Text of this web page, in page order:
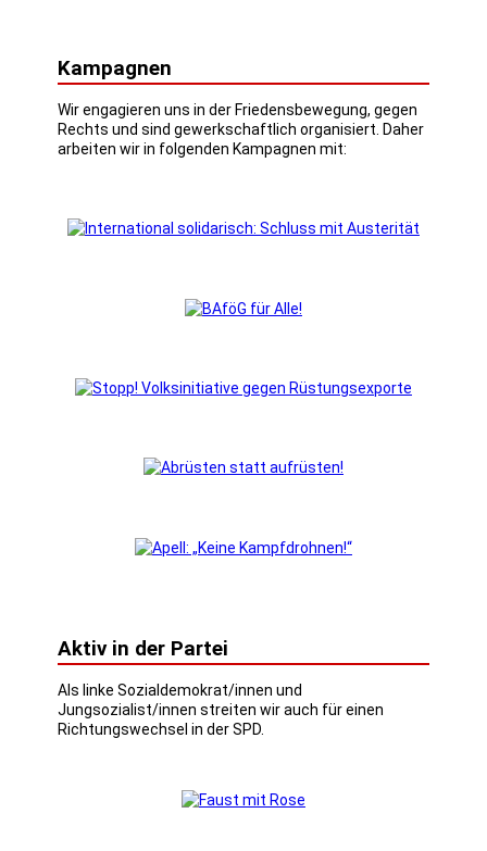
Kampagnen
Wir engagieren uns in der Friedensbewegung, gegen
Rechts und sind gewerkschaftlich organisiert. Daher
arbeiten wir in folgenden Kampagnen mit:
Aktiv in der Partei
Als linke Sozialdemokrat/innen und
Jungsozialist/innen streiten wir auch für einen
Richtungswechsel in der SPD.